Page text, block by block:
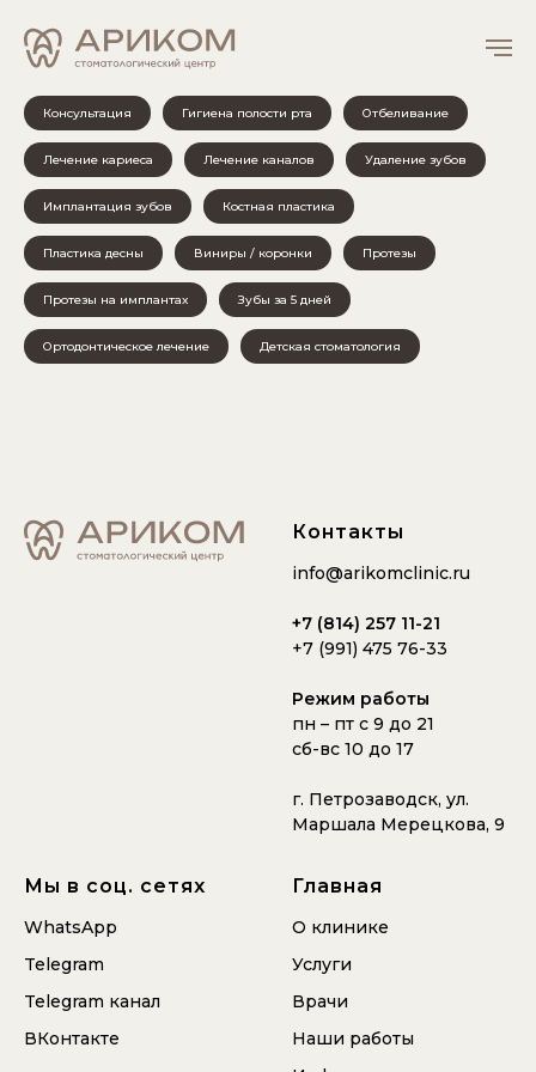
Консультация Гигиена полости рта Отбеливание
Лечение кариеса Лечение каналов Удаление зубов
Имплантация зубов Костная пластика
Пластика десны Виниры / коронки Протезы
Протезы на имплантах Зубы за 5 дней
Ортодонтическое лечение Детская стоматология
Контакты
info@arikomclinic.ru
+7 (814) 257 11-21
+7 (991) 475 76-33
Режим работы
пн – пт с 9 до 21
сб-вс 10 до 17
г. Петрозаводск, ул.
Маршала Мерецкова, 9
Мы в соц. сетях
WhatsApp
Telegram
Telegram канал
ВКонтакте
Главная
О клинике
Услуги
Врачи
Наши работы